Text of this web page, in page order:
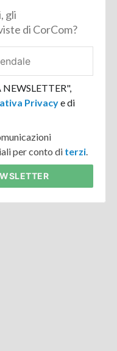
gli
di CorCom?
Privacye di
per conto di terzi.